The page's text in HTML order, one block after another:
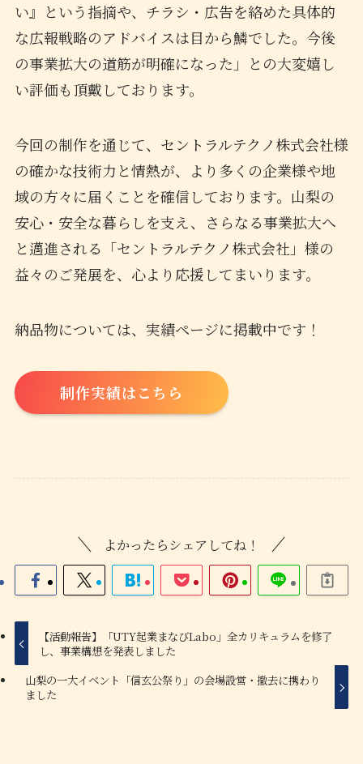
い』という指摘や、チラシ・広告を絡めた具体的
な広報戦略のアドバイスは目から鱗でした。今後
の事業拡大の道筋が明確になった」との大変嬉し
い評価も頂戴しております。
今回の制作を通じて、セントラルテクノ株式会社様
の確かな技術力と情熱が、より多くの企業様や地
域の方々に届くことを確信しております。山梨の
安心・安全な暮らしを支え、さらなる事業拡大へ
と邁進される「セントラルテクノ株式会社」様の
益々のご発展を、心より応援してまいります。
納品物については、実績ページに掲載中です！
制作実績はこちら
よかったらシェアしてね！
【活動報告】「UTY起業まなびLabo」全カリキュラムを修了
し、事業構想を発表しました
山梨の一大イベント「信玄公祭り」の会場設営・撤去に携わり
ました